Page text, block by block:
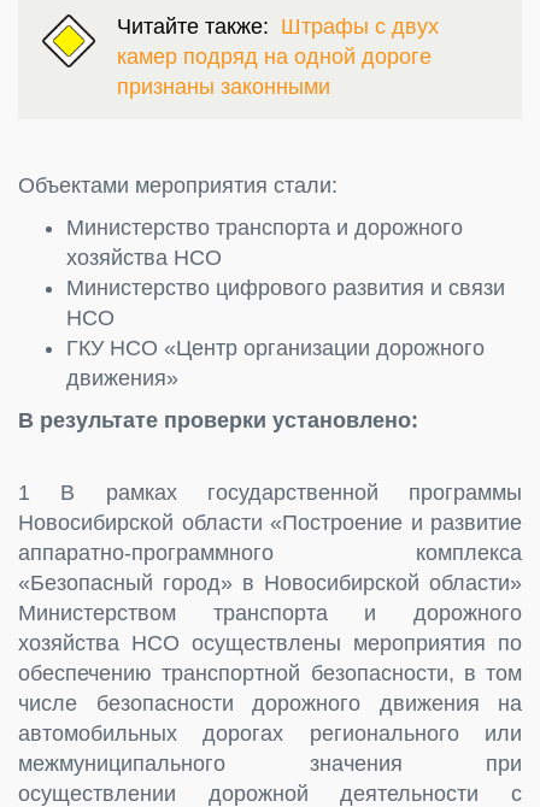
Читайте также: Штрафы с двух
камер подряд на одной дороге
признаны законными
Объектами мероприятия стали:
Министерство транспорта и дорожного
хозяйства НСО
Министерство цифрового развития и связи
НСО
ГКУ НСО «Центр организации дорожного
движения»
В результате проверки установлено:
1 В рамках государственной программы
Новосибирской области «Построение и развитие
аппаратно-программного комплекса
«Безопасный город» в Новосибирской области»
Министерством транспорта и дорожного
хозяйства НСО осуществлены мероприятия по
обеспечению транспортной безопасности, в том
числе безопасности дорожного движения на
автомобильных дорогах регионального или
межмуниципального значения при
осуществлении дорожной деятельности c